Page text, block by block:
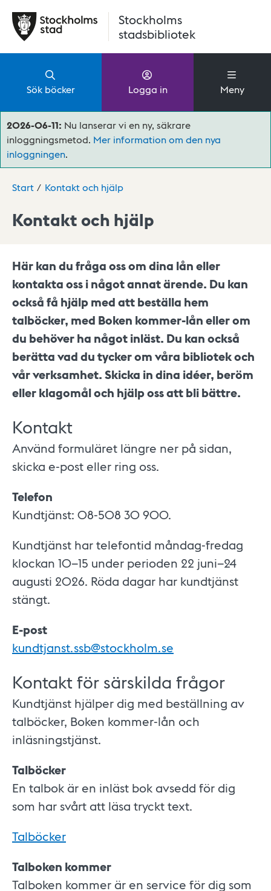
Stockholms
stadsbibliotek
Sök böcker Logga in Meny
2026-06-11: Nu lanserar vi en ny, säkrare
inloggningsmetod. Mer information om den nya
inloggningen.
Start Kontakt och hjälp
Kontakt och hjälp
Här kan du fråga oss om dina lån eller
kontakta oss i något annat ärende. Du kan
också få hjälp med att beställa hem
talböcker, med Boken kommer-lån eller om
du behöver ha något inläst. Du kan också
berätta vad du tycker om våra bibliotek och
vår verksamhet. Skicka in dina idéer, beröm
eller klagomål och hjälp oss att bli bättre.
Kontakt
Använd formuläret längre ner på sidan,
skicka e-post eller ring oss.
Telefon
Kundtjänst: 08-508 30 900.
Kundtjänst har telefontid måndag-fredag
klockan 10–15 under perioden 22 juni–24
augusti 2026. Röda dagar har kundtjänst
stängt.
E-post
kundtjanst.ssb@stockholm.se
Kontakt för särskilda frågor
Kundtjänst hjälper dig med beställning av
talböcker, Boken kommer-lån och
inläsningstjänst.
Talböcker
En talbok är en inläst bok avsedd för dig
som har svårt att läsa tryckt text.
Talböcker
Talboken kommer
Talboken kommer är en service för dig som